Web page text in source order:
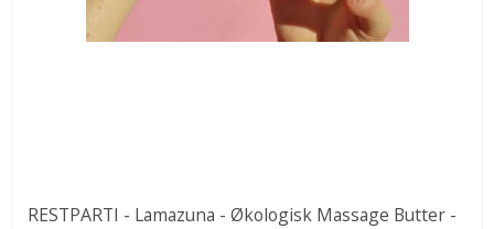
RESTPARTI - Lamazuna - Økologisk Massage Butter -